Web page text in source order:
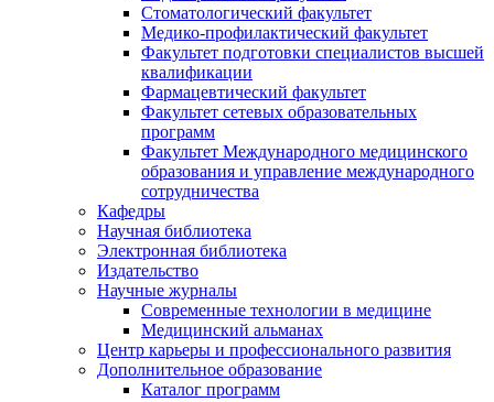
Стоматологический факультет
Медико-профилактический факультет
Факультет подготовки специалистов высшей
квалификации
Фармацевтический факультет
Факультет сетевых образовательных
программ
Факультет Международного медицинского
образования и управление международного
сотрудничества
Кафедры
Научная библиотека
Электронная библиотека
Издательство
Научные журналы
Современные технологии в медицине
Медицинский альманах
Центр карьеры и профессионального развития
Дополнительное образование
Каталог программ